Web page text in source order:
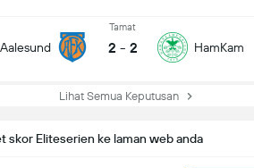
Aalesund
Tamat
2 - 2 HamKam
Lihat Semua Keputusan
skor Eliteserien ke laman web anda